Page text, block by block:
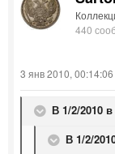
440
3 янв 2010, 00:14:06
В 1/2/2010
В 1/2/